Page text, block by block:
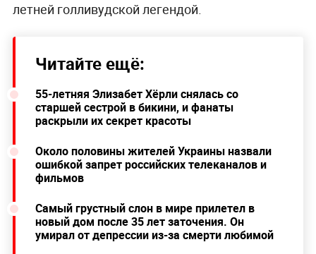
летней голливудской легендой.
Читайте ещё:
55-летняя Элизабет Хёрли снялась со
старшей сестрой в бикини, и фанаты
раскрыли их секрет красоты
Около половины жителей Украины назвали
ошибкой запрет российских телеканалов и
фильмов
Самый грустный слон в мире прилетел в
новый дом после 35 лет заточения. Он
умирал от депрессии из-за смерти любимой